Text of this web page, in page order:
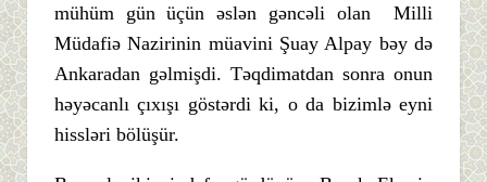
mühüm gün üçün əslən gəncəli olan Milli
Müdafiə Nazirinin müavini Şuay Alpay bəy də
Ankaradan gəlmişdi. Təqdimatdan sonra onun
həyəcanlı çıxışı göstərdi ki, o da bizimlə eyni
hissləri bölüşür.